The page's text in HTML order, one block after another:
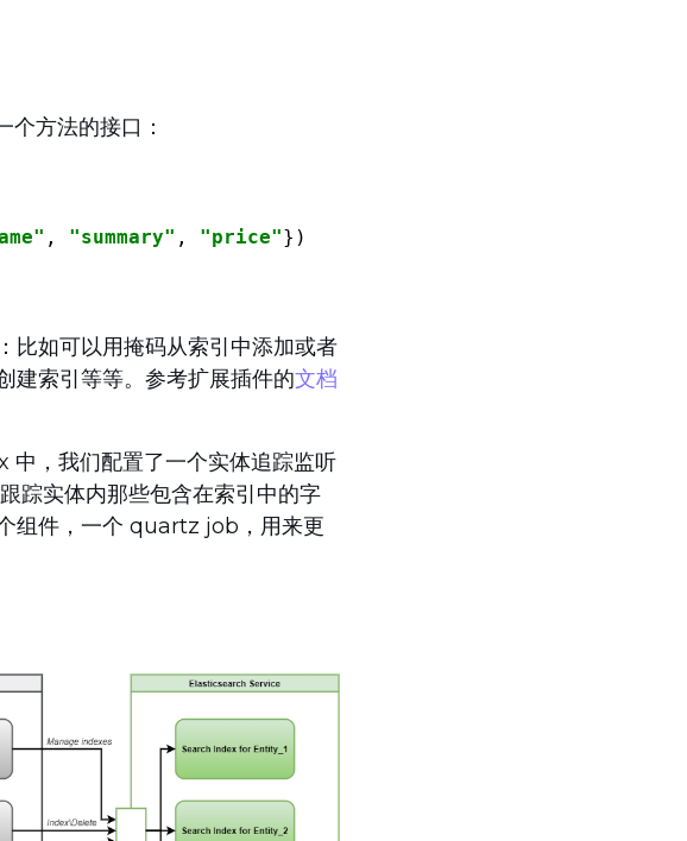
方法的接口：
, "summary" , "price"})
比如可以用掩码从索引中添加或者
建索引等等。参考扩展插件的文档
中，我们配置了一个实体追踪监听
踪实体内那些包含在索引中的字
组件，一个 quartz job，用来更